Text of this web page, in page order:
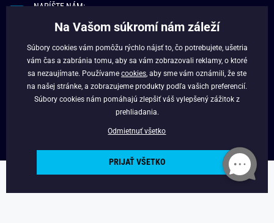
NAPÍŠTE NÁM:
O NÁS
VERNOSTNÝ PROGRAM
BLOG
Copyright © 2025 - Budchlap.sk Všetky práva vyhradené. webdesign ©
Na Vašom súkromí nám záleží
Súbory cookies vám pomôžu rýchlo nájsť to, čo potrebujete, ušetria
vám čas a zabránia tomu, aby sa vám zobrazovali reklamy, o ktoré
sa nezaujímate. Používame cookies , aby sme vám oznámili, že ste
na našej stránke, a zobrazujeme produkty podľa vašich preferencií.
Súbory cookies nám pomáhajú zlepšiť váš vylepšený zážitok z
prehliadania.
Odmietnuť všetko
PRIJAŤ VŠETKO